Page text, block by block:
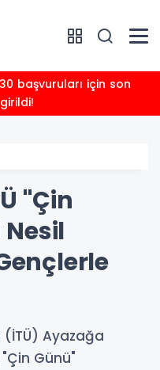
"Çin
(İTÜ) Ayazağa
Günü"